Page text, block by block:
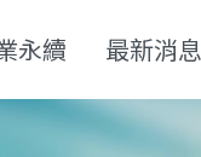
永續 最新消息